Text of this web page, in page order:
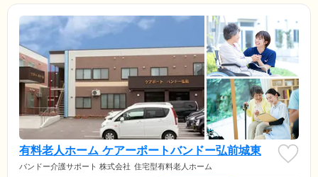
有料老人ホーム ケアーポートバンドー弘前城東
バンドー介護サポート 株式会社 住宅型有料老人ホーム